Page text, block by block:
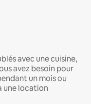
avec une cuisine,
avez besoin pour
un mois ou
une location